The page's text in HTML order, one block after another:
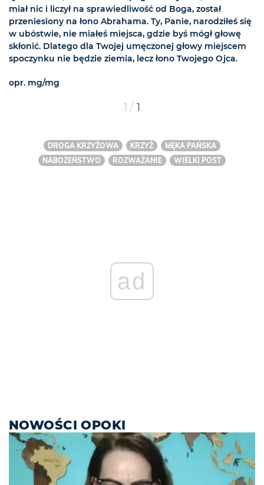
miał nic i liczył na sprawiedliwość od Boga, został
przeniesiony na łono Abrahama. Ty, Panie, narodziłeś się
w ubóstwie, nie miałeś miejsca, gdzie byś mógł głowę
skłonić. Dlatego dla Twojej umęczonej głowy miejscem
spoczynku nie będzie ziemia, lecz łono Twojego Ojca.
opr. mg/mg
1 / 1
DROGA KRZYŻOWA KRZYŻ
MĘKA PAŃSKA
NABOŻEŃSTWO
ROZWAŻANIE WIELKI POST
ad
NOWOŚCI OPOKI